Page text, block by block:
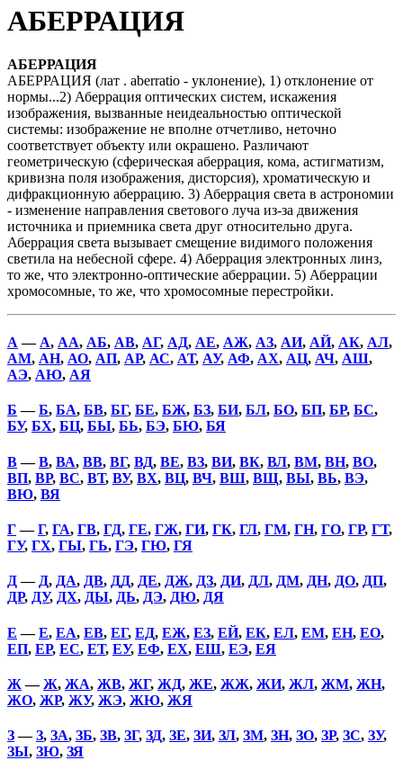
АБЕРРАЦИЯ
АБЕРРАЦИЯ
АБЕРРАЦИЯ (лат . aberratio - уклонение), 1) отклонение от
нормы...2) Аберрация оптических систем, искажения
изображения, вызванные неидеальностью оптической
системы: изображение не вполне отчетливо, неточно
соответствует объекту или окрашено. Различают
геометрическую (сферическая аберрация, кома, астигматизм,
кривизна поля изображения, дисторсия), хроматическую и
дифракционную аберрацию. 3) Аберрация света в астрономии
- изменение направления светового луча из-за движения
источника и приемника света друг относительно друга.
Аберрация света вызывает смещение видимого положения
светила на небесной сфере. 4) Аберрация электронных линз,
то же, что электронно-оптические аберрации. 5) Аберрации
хромосомные, то же, что хромосомные перестройки.
А — А, АА, АБ, АВ, АГ, АД, АЕ, АЖ, АЗ, АИ, АЙ, АК, АЛ,
АМ, АН, АО, АП, АР, АС, АТ, АУ, АФ, АХ, АЦ, АЧ, АШ,
АЭ, АЮ, АЯ
Б —Б, БА, БВ, БГ, БЕ, БЖ, БЗ, БИ, БЛ, БО, БП, БР, БС,
БУ, БХ, БЦ, БЫ, БЬ, БЭ, БЮ, БЯ
В—В, ВА, ВВ, ВГ, ВД, ВЕ, ВЗ, ВИ, ВК, ВЛ, ВМ, ВН, ВО,
ВП, ВР, ВС, ВТ, ВУ, ВХ, ВЦ, ВЧ, ВШ, ВЩ, ВЫ, ВЬ, ВЭ,
ВЮ, ВЯ
Г—Г, ГА, ГВ, ГД, ГЕ, ГЖ, ГИ, ГК, ГЛ, ГМ, ГН, ГО, ГР, ГТ,
ГУ, ГХ, ГЫ, ГЬ, ГЭ, ГЮ, ГЯ
Д— Д, ДА, ДВ, ДД, ДЕ, ДЖ, ДЗ, ДИ, ДЛ, ДМ, ДН, ДО, ДП,
ДР, ДУ, ДХ, ДЫ, ДЬ, ДЭ, ДЮ, ДЯ
Е —Е, ЕА, ЕВ, ЕГ, ЕД, ЕЖ, ЕЗ, ЕЙ, ЕК, ЕЛ, ЕМ, ЕН, ЕО,
ЕП, ЕР, ЕС, ЕТ, ЕУ, ЕФ, ЕХ, ЕШ, ЕЭ, ЕЯ
Ж —Ж, ЖА, ЖВ, ЖГ, ЖД, ЖЕ, ЖЖ, ЖИ, ЖЛ, ЖМ, ЖН,
ЖО, ЖР, ЖУ, ЖЭ, ЖЮ, ЖЯ
З—З, ЗА, ЗБ, ЗВ, ЗГ, ЗД, ЗЕ, ЗИ, ЗЛ, ЗМ, ЗН, ЗО, ЗР, ЗС, ЗУ,
ЗЫ, ЗЮ, ЗЯ